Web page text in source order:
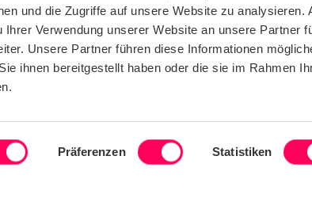
und die Zugriffe auf unsere Website zu analysieren.
Ihrer Verwendung unserer Website an unsere Partner
Unsere Partner führen diese Informationen
ihnen bereitgestellt haben oder die sie im Rahmen
Präferenzen Statistiken